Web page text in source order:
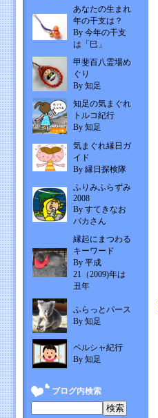
あなたの生まれ
年の干支は？
By 今年の干支
は「巳」
甲斐百八霊場め
ぐり
By 知足
知足の気まぐれ
トルコ紀行
By 知足
気まぐれ縁日ガ
イド
By 縁日探検隊
ふりみふらずみ
2008
By すてきなお
バカさん
縁起にまつわる
キーワード
By 平成
21（2009)年は
丑年
ふらっとパース
By 知足
ペルシャ紀行
By 知足
ブログ内検索